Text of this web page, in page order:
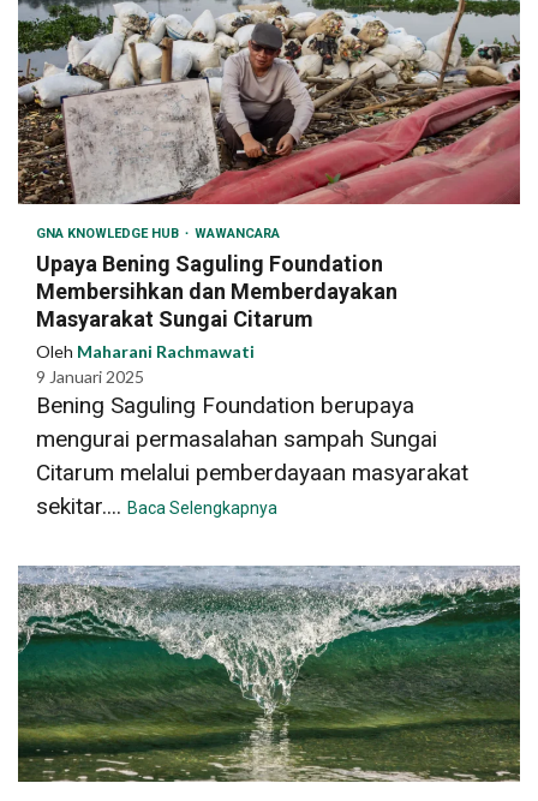
GNA KNOWLEDGE HUB WAWANCARA
Upaya Bening Saguling Foundation
Membersihkan dan Memberdayakan
Masyarakat Sungai Citarum
Oleh Maharani Rachmawati
9 Januari 2025
Bening Saguling Foundation berupaya
mengurai permasalahan sampah Sungai
Citarum melalui pemberdayaan masyarakat
sekitar.... Baca Selengkapnya